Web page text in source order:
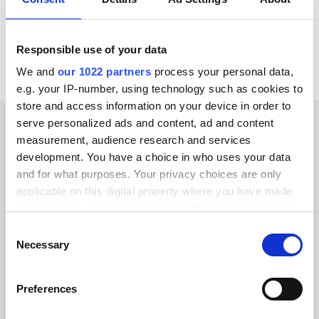
Responsible use of your data
We and our 1022 partners process your personal data,
e.g. your IP-number, using technology such as cookies to
store and access information on your device in order to
serve personalized ads and content, ad and content
measurement, audience research and services
development. You have a choice in who uses your data
and for what purposes. Your privacy choices are only
applicable on this digital property where you have made
the Privacy trigger icon.
Collect information about your geographical location
Selection
Necessary
Preferences
Alle Mollie Integrationen ansehen
ERFOLGSGESCHICHTEN UNSERER KUNDEN
Hören Sie, was unsere
zufriedenen Kunden sagen
Alumio gab uns zum ersten Mal die